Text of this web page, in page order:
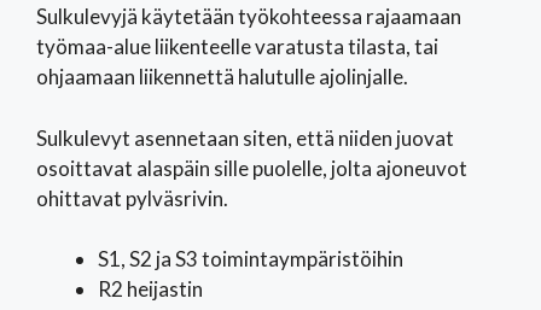
Sulkulevyjä käytetään työkohteessa rajaamaan
työmaa-alue liikenteelle varatusta tilasta, tai
ohjaamaan liikennettä halutulle ajolinjalle.
Sulkulevyt asennetaan siten, että niiden juovat
osoittavat alaspäin sille puolelle, jolta ajoneuvot
ohittavat pylväsrivin.
S1, S2 ja S3 toimintaympäristöihin
R2 heijastin